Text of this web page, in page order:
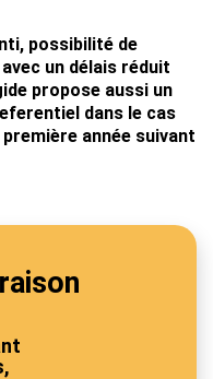
possibilité de
un délais réduit
propose aussi un
dans le cas
année suivant